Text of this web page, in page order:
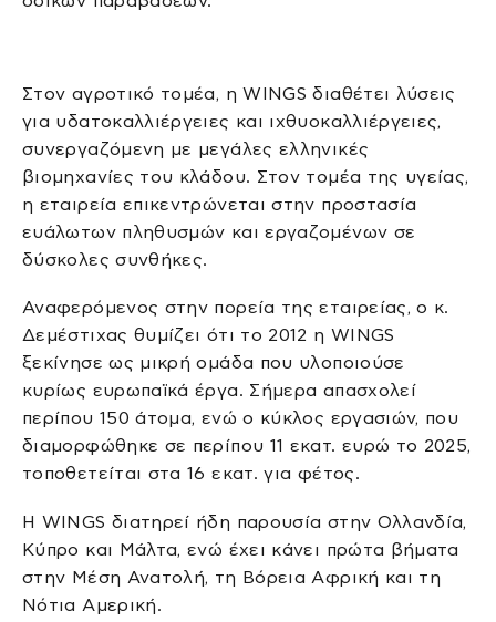
Στον αγροτικό τομέα, η WINGS διαθέτει λύσεις
για υδατοκαλλιέργειες και ιχθυοκαλλιέργειες,
συνεργαζόμενη με μεγάλες ελληνικές
βιομηχανίες του κλάδου. Στον τομέα της υγείας,
η εταιρεία επικεντρώνεται στην προστασία
ευάλωτων πληθυσμών και εργαζομένων σε
δύσκολες συνθήκες.
Αναφερόμενος στην πορεία της εταιρείας, ο κ.
Δεμέστιχας θυμίζει ότι το 2012 η WINGS
ξεκίνησε ως μικρή ομάδα που υλοποιούσε
κυρίως ευρωπαϊκά έργα. Σήμερα απασχολεί
περίπου 150 άτομα, ενώ ο κύκλος εργασιών, που
διαμορφώθηκε σε περίπου 11 εκατ. ευρώ το 2025,
τοποθετείται στα 16 εκατ. για φέτος.
Η WINGS διατηρεί ήδη παρουσία στην Ολλανδία,
Κύπρο και Μάλτα, ενώ έχει κάνει πρώτα βήματα
στην Μέση Ανατολή, τη Βόρεια Αφρική και τη
Νότια Αμερική.